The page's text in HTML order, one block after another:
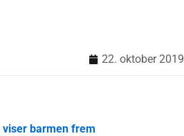
22. oktober 2019
barmen frem